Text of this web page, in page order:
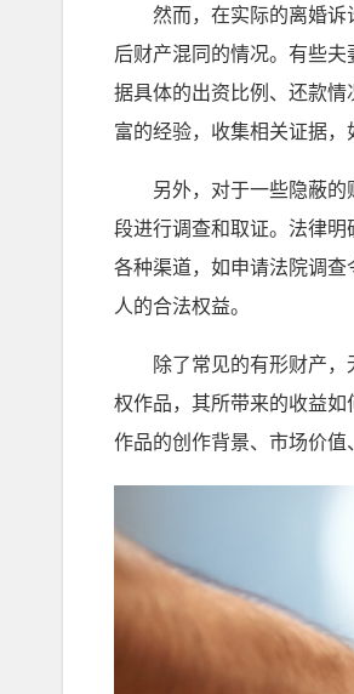
然而，在实际的离婚诉
后财产混同的情况。有些
据具体的出资比例、还款
富的经验，收集相关证据
另外，对于一些隐蔽的
段进行调查和取证。法律
各种渠道，如申请法院调
人的合法权益。
除了常见的有形财产，
权作品，其所带来的收益
作品的创作背景、市场价值